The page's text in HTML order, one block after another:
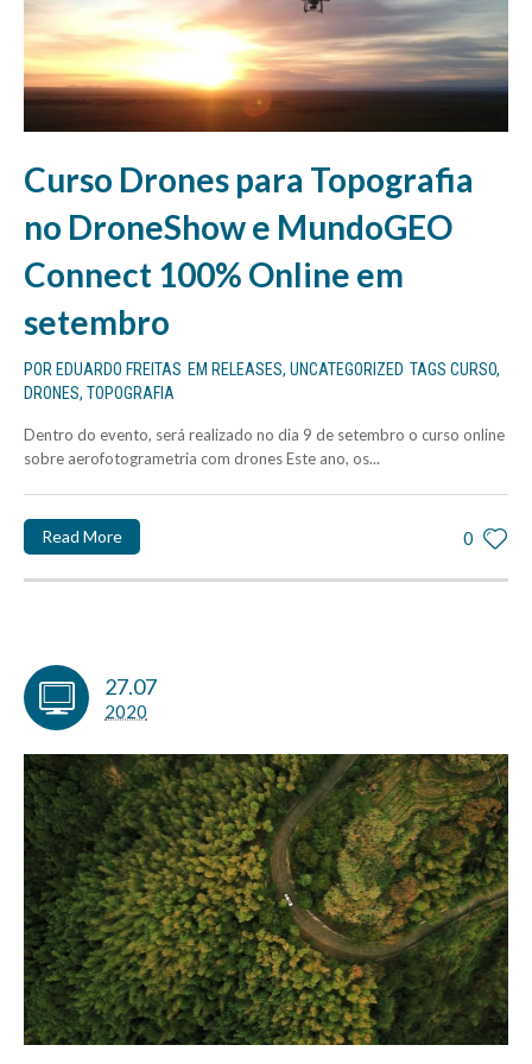
Curso Drones para Topografia
no DroneShow e MundoGEO
Connect 100% Online em
setembro
POR EDUARDO FREITAS EM RELEASES, UNCATEGORIZED TAGS CURSO,
DRONES, TOPOGRAFIA
Dentro do evento, será realizado no dia 9 de setembro o curso online
sobre aerofotogrametria com drones Este ano, os...
0
Read More
27.07
2020